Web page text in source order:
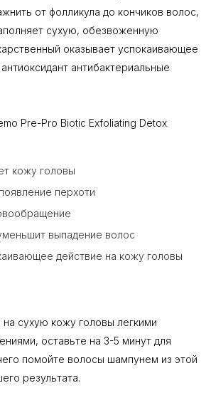
от фолликула до кончиков волос,
сухую, обезвоженную
оказывает успокаивающее
антибактериальные
Pre-Pro Biotic Exfoliating Detox
кожу головы
перхоти
выпадение волос
действие на кожу головы
сухую кожу головы легкими
оставьте на 3-5 минут для
помойте волосы шампунем из этой
результата.